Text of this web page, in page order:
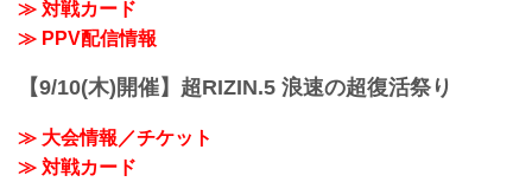
した結果、試合中止となりました。
【試合中止】SPASHAN presents RI...
≫ 対戦カード
≫ PPV配信情報
【9/10(木)開催】超RIZIN.5 浪速の超復活祭り
≫ 大会情報／チケット
≫ 対戦カード